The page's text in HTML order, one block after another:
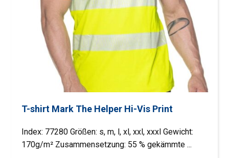
T-shirt Mark The Helper Hi-Vis Print
Index: 77280 Größen: s, m, l, xl, xxl, xxxl Gewicht:
170g/m² Zusammensetzung: 55 % gekämmte ...